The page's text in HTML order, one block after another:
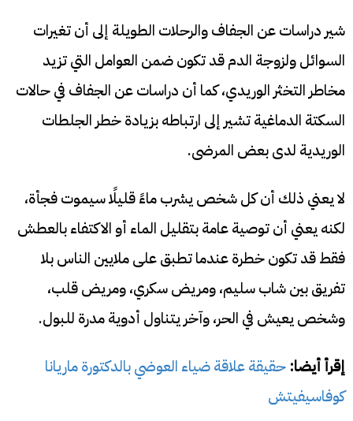
شير دراسات عن الجفاف والرحلات الطويلة إلى أن تغيرات
السوائل ولزوجة الدم قد تكون ضمن العوامل التي تزيد
مخاطر التخثر الوريدي، كما أن دراسات عن الجفاف في حالات
السكتة الدماغية تشير إلى ارتباطه بزيادة خطر الجلطات
الوريدية لدى بعض المرضى.
لا يعني ذلك أن كل شخص يشرب ماءً قليلًا سيموت فجأة،
لكنه يعني أن توصية عامة بتقليل الماء أو الاكتفاء بالعطش
فقط قد تكون خطرة عندما تطبق على ملايين الناس بلا
تفريق بين شاب سليم، ومريض سكري، ومريض قلب،
وشخص يعيش في الحر، وآخر يتناول أدوية مدرة للبول.
إقرأ أيضا: حقيقة علاقة ضياء العوضي بالدكتورة ماريانا
كوفاسيفيتش